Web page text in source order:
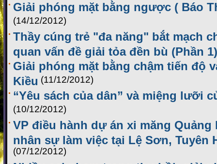
Giải phóng mặt bằng ngược ( Báo
(14/12/2012)
Thầy cúng trẻ "đa năng" bắt mạch
quan vấn đề giải tỏa đền bù (Phần 1)
Giải phóng mặt bằng chậm tiến độ
Kiều (11/12/2012)
“Yêu sách của dân” và miệng lưỡi
(10/12/2012)
VP điều hành dự án xi măng
nhân sự làm việc tại Lệ Sơn, Tuyên
(07/12/2012)